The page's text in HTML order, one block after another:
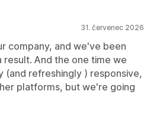
31. červenec 2026
company, and we've been
And the one time we
(and refreshingly ) responsive,
platforms, but we're going